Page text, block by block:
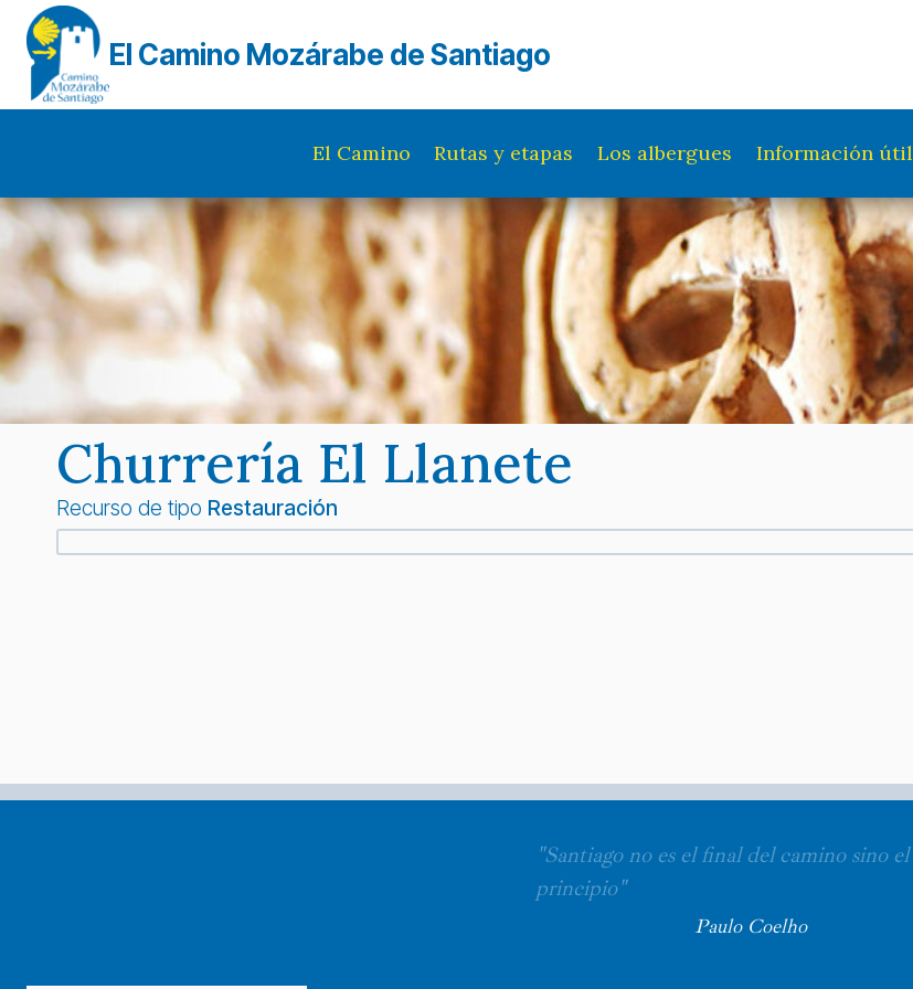
Saltar
contenido
El Camino Mozárabe de Santiago
El Camino Rutas y etapas Los albergues Información útil
Churrería El Llanete
Recurso de tipo Restauración
"Santiago no es el final del camino sino el
principio"
Paulo Coelho